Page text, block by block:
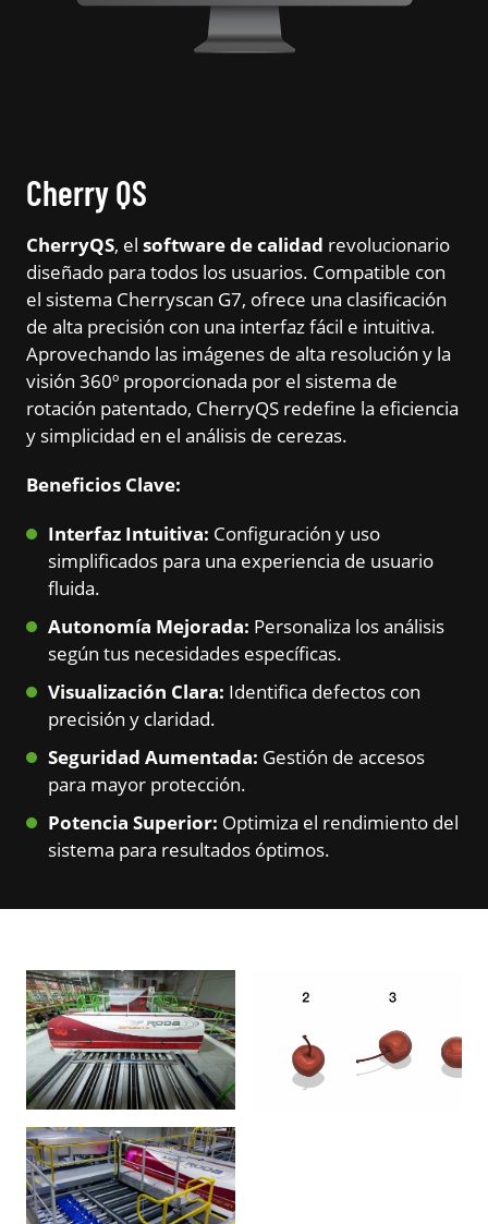
Cherry QS
CherryQS, el software de calidad revolucionario
diseñado para todos los usuarios. Compatible con
el sistema Cherryscan G7, ofrece una clasificación
de alta precisión con una interfaz fácil e intuitiva.
Aprovechando las imágenes de alta resolución y la
visión 360º proporcionada por el sistema de
rotación patentado, CherryQS redefine la eficiencia
y simplicidad en el análisis de cerezas.
Beneficios Clave:
Interfaz Intuitiva: Configuración y uso
simplificados para una experiencia de usuario
fluida.
Autonomía Mejorada: Personaliza los análisis
según tus necesidades específicas.
Visualización Clara: Identifica defectos con
precisión y claridad.
Seguridad Aumentada: Gestión de accesos
para mayor protección.
Potencia Superior: Optimiza el rendimiento del
sistema para resultados óptimos.